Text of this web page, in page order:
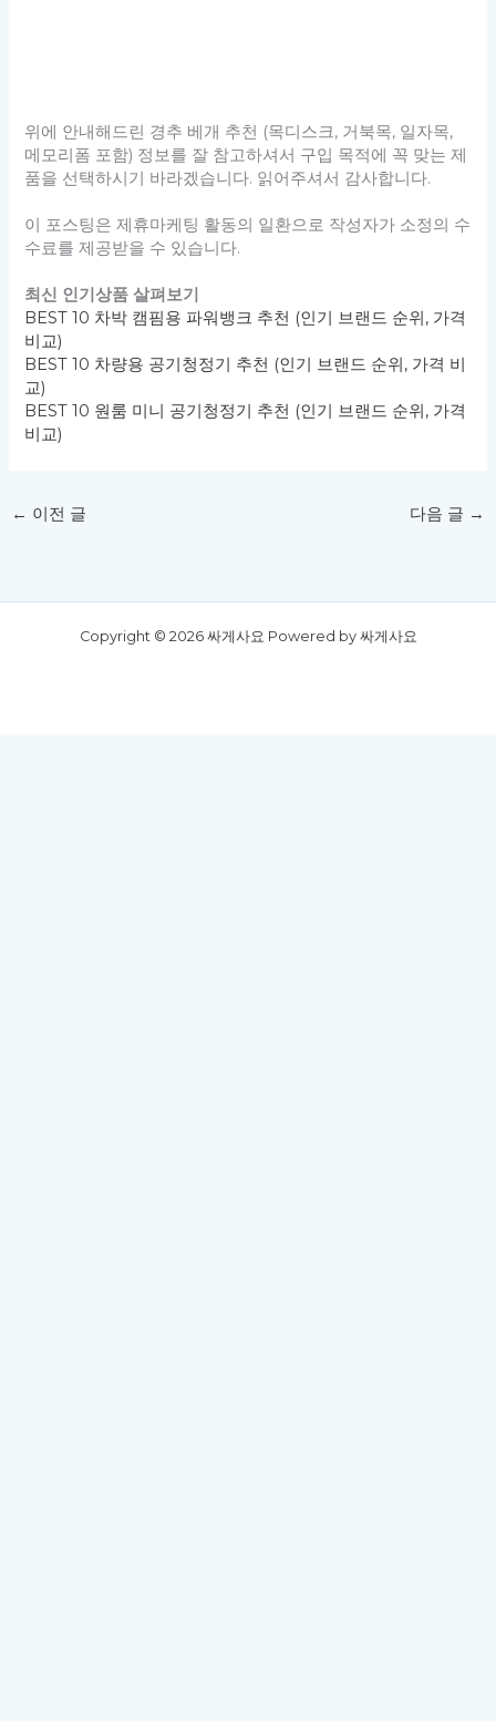
위에 안내해드린 경추 베개 추천 (목디스크, 거북목, 일자목,
메모리폼 포함) 정보를 잘 참고하셔서 구입 목적에 꼭 맞는 제
품을 선택하시기 바라겠습니다. 읽어주셔서 감사합니다.
이 포스팅은 제휴마케팅 활동의 일환으로 작성자가 소정의 수
수료를 제공받을 수 있습니다.
최신 인기상품 살펴보기
BEST 10 차박 캠핌용 파워뱅크 추천 (인기 브랜드 순위, 가격
비교)
BEST 10 차량용 공기청정기 추천 (인기 브랜드 순위, 가격 비
교)
BEST 10 원룸 미니 공기청정기 추천 (인기 브랜드 순위, 가격
비교)
← 이전 글 다음 글 →
Copyright © 2026 싸게사요 Powered by 싸게사요